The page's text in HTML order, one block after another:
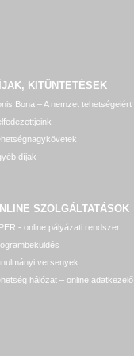
KITÜNTETÉSEK
Bona – A nemzet tehetségeiért
díjak
SZOLGÁLTATÁSOK
- online pályázati rendszer
versenyek
hálózat – online adatkezelő